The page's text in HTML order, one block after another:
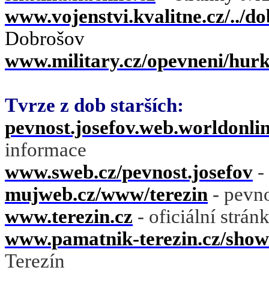
www.vojenstvi.kvalitne.cz/../
Dobrošov
www.military.cz/opevneni/
Tvrze z dob starších:
informace
www.sweb.cz/pevnost.josefov -
mujweb.cz/www/terezin -
www.terezin.cz - oficiální
www.pamatnik-terezin.cz/
Terezín